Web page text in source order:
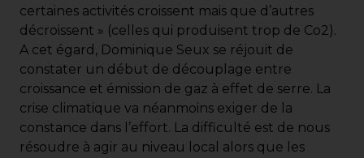
certaines activités croissent mais que d’autres
décroissent » (celles qui produisent trop de Co2).
A cet égard, Dominique Seux se réjouit de
constater un début de découplage entre
croissance et émission de gaz à effet de serre. La
crise climatique va néanmoins exiger de la
constance dans l’effort. La difficulté est de nous
résoudre à agir au niveau local alors que les